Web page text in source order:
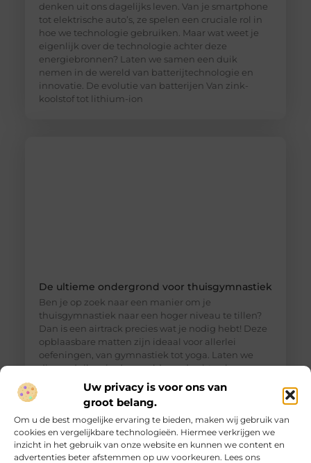
Uw privacy is voor ons van
groot belang.
Om u de best mogelijke ervaring te bieden, maken wij gebruik van
cookies en vergelijkbare technologieën. Hiermee verkrijgen we
inzicht in het gebruik van onze website en kunnen we content en
advertenties beter afstemmen op uw voorkeuren. Lees ons
denken uit ons dagelijks leven. Van je smartphone
tot elektrische auto’s, ze spelen een cruciale rol in
hoe we technologie gebruiken. Maar wat weet je
eigenlijk over de technologie achter deze
energiebronnen? Laten we samen een duik
nemen in de wereld van batterijtechnologie en
innovatie. De evolutie van batterijen Van zink-
koolstof tot lithium-ion
De ultieme ondergrond voor thuisgymnastiek
Ben je op zoek naar een manier om je
thuisgymnastiek naar een hoger niveau te tillen?
Dan is een airtrack precies wat je nodig hebt! Deze
opblaasbare matten zijn ideaal voor allerlei
oefeningen, van gymnastiek tot yoga. Laten we
dieper duiken in de wereld van de airtrack en
ontdekken waarom dit een must-have is voor jouw
thuisfitness. Wat is een